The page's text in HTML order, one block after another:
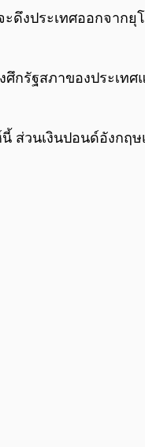
ดึงประเทศออกจากยุ
กรัฐสภาของประเท
ส่วนเงินปอนด์อังกฤ